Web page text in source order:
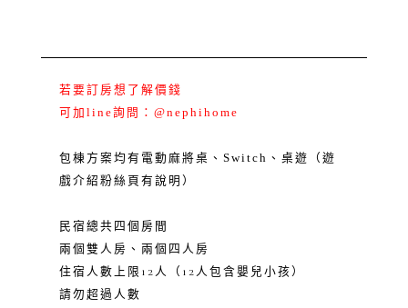
​若要訂房想了解價錢
可加line詢問：@nephihome
包棟方案均有電動麻將桌、Switch、桌遊（遊
戲介紹粉絲頁有說明）
民宿總共四個房間
兩個雙人房、兩個四人房
住宿人數上限12人（12人包含嬰兒小孩）
請勿超過人數